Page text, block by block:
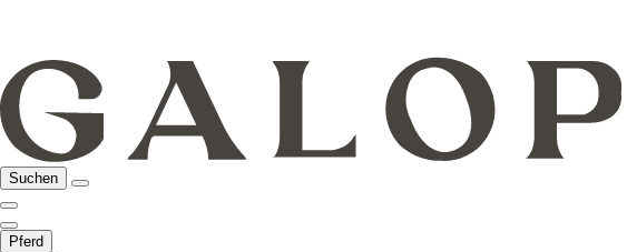
Suchen
Pferd